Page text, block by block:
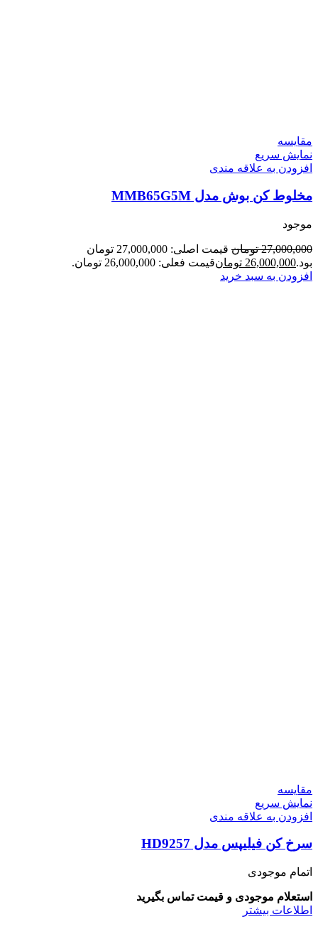
مقايسه
نمایش سریع
افزودن به علاقه مندی
مخلوط کن بوش مدل MMB65G5M
موجود
27,000,000 تومان
قیمت اصلی: 27,000,000 تومان
بود.26,000,000 تومانقیمت فعلی: 26,000,000 تومان.
افزودن به سبد خرید
مقايسه
نمایش سریع
افزودن به علاقه مندی
سرخ کن فیلیپس مدل HD9257
اتمام موجودی
استعلام موجودی و قیمت تماس بگیرید
اطلاعات بیشتر